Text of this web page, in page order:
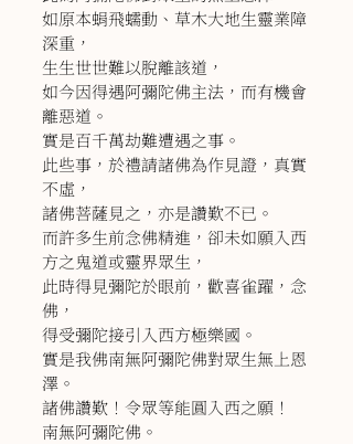
如原本蜎飛蠕動、草木大地生靈業障
深重，
生生世世難以脫離該道，
如今因得遇阿彌陀佛主法，而有機會
離惡道。
實是百千萬劫難遭遇之事。
此些事，於禮請諸佛為作見證，真實
不虛，
諸佛菩薩見之，亦是讚歎不已。
而許多生前念佛精進，卻未如願入西
方之鬼道或靈界眾生，
此時得見彌陀於眼前，歡喜雀躍，念
佛，
得受彌陀接引入西方極樂國。
實是我佛南無阿彌陀佛對眾生無上恩
澤。
諸佛讚歎！令眾等能圓入西之願！
南無阿彌陀佛。